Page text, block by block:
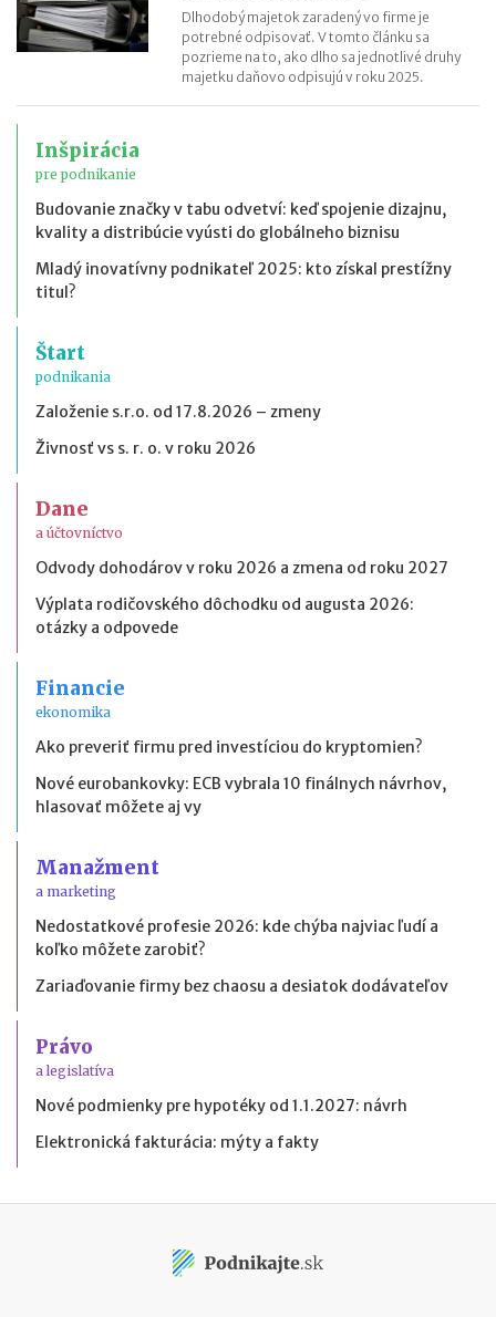
Dlhodobý majetok zaradený vo firme je
potrebné odpisovať. V tomto článku sa
pozrieme na to, ako dlho sa jednotlivé druhy
majetku daňovo odpisujú v roku 2025.
Inšpirácia
pre podnikanie
Budovanie značky v tabu odvetví: keď spojenie dizajnu,
kvality a distribúcie vyústi do globálneho biznisu
Mladý inovatívny podnikateľ 2025: kto získal prestížny
titul?
Štart
podnikania
Založenie s.r.o. od 17.8.2026 – zmeny
Živnosť vs s. r. o. v roku 2026
Dane
a účtovníctvo
Odvody dohodárov v roku 2026 a zmena od roku 2027
Výplata rodičovského dôchodku od augusta 2026:
otázky a odpovede
Financie
ekonomika
Ako preveriť firmu pred investíciou do kryptomien?
Nové eurobankovky: ECB vybrala 10 finálnych návrhov,
hlasovať môžete aj vy
Manažment
a marketing
Nedostatkové profesie 2026: kde chýba najviac ľudí a
koľko môžete zarobiť?
Zariaďovanie firmy bez chaosu a desiatok dodávateľov
Právo
a legislatíva
Nové podmienky pre hypotéky od 1.1.2027: návrh
Elektronická fakturácia: mýty a fakty